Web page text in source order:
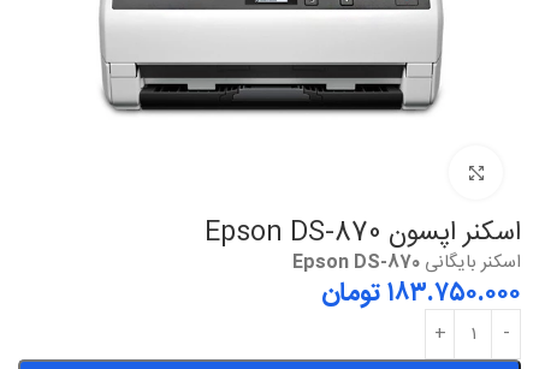
اسکنر اپسون Epson DS-870
اسکنر بایگانی Epson DS-870
۱۸۳.۷۵۰.۰۰۰تومان